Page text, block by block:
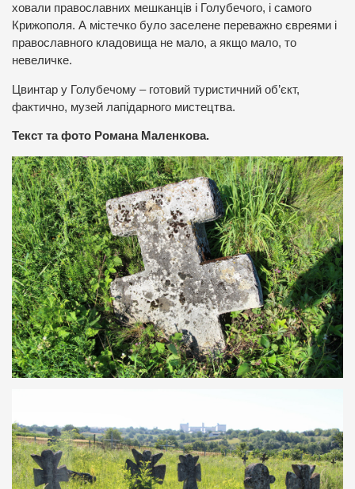
ховали православних мешканців і Голубечого, і самого
Крижополя. А містечко було заселене переважно євреями і
православного кладовища не мало, а якщо мало, то
невеличке.
Цвинтар у Голубечому – готовий туристичний об’єкт,
фактично, музей лапідарного мистецтва.
Текст та фото Романа Маленкова.